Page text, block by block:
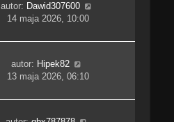
autor: Dawid307600
14 maja 2026, 10:00
autor: Hipek82
13 maja 2026, 06:10